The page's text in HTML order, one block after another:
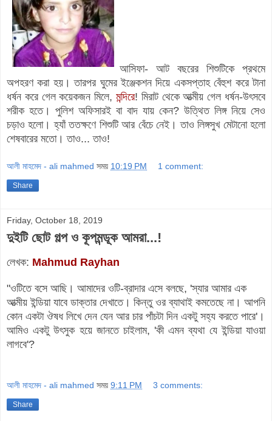
আসিফা- আট বছরের শিশুটিকে প্রথমে
অপহরণ করা হয়। তারপর ঘুমের ইঞ্জেকশন দিয়ে একসপ্তাহ বেঁহুশ করে টানা
ধর্ষন করে গেল কয়েকজন মিলে, মন্দিরে! মিরাট থেকে আত্মীয় গেল ধর্ষন-উৎসবে
শরীক হতে। পুলিশ অফিসারই বা বাদ যায় কেন? উত্থিত লিঙ্গ নিয়ে সেও
চড়াও হলো। হ্যাঁ ততক্ষণে শিশুটি আর বেঁচে নেই। তাও লিঙ্গসুখ মেটানো হলো
শেষবারের মতো। তাও... তাও!
আলী মাহমেদ - ali mahmed সময় 10:19 PM 1 comment:
Share
Friday, October 18, 2019
দুইটি ছোট গল্প ও কূপমন্ডূক আমরা...!
লেখক: Mahmud Rayhan
"ওটিতে বসে আছি। আমাদের ওটি-ব্রাদার এসে বলছে, 'স্যার আমার এক
আত্মীয় ইন্ডিয়া যাবে ডাক্তার দেখাতে। কিন্তু ওর ব্যাথাই কমতেছে না। আপনি
কোন একটা ঔষধ লিখে দেন যেন আর চার পাঁচটা দিন একটু সহ্য করতে পারে'।
আমিও একটু উৎসুক হয়ে জানতে চাইলাম, 'কী এমন ব্যথা যে ইন্ডিয়া যাওয়া
লাগবে'?
আলী মাহমেদ - ali mahmed সময় 9:11 PM 3 comments:
Share